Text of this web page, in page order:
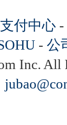
支付中心 -
- 公
Inc.